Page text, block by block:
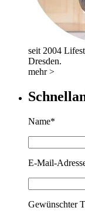
seit 2004
Dresden.
mehr >
Name*
E-Mail-
Gewünschter